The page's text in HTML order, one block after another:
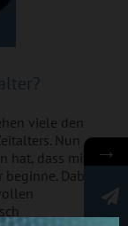
viele den
Nun
hat, dass mit
Dabei
→